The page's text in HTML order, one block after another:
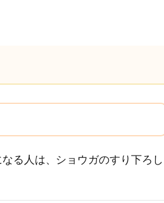
る人は、ショウガのすり下ろし